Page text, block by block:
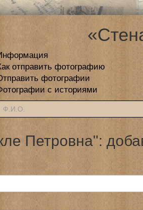
отправить фотографию
фотографии
с историями
Петровна":